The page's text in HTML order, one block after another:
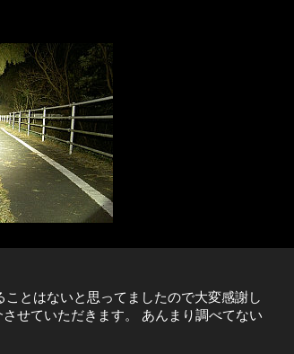
とはないと思ってましたので大変感謝し
せていただきます。 あんまり調べてない